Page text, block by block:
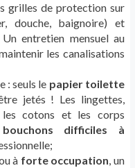
grilles de protection sur
douche, baignoire) et
entretien mensuel au
les canalisations
: seuls le papier toilette
jetés ! Les lingettes,
les cotons et les corps
bouchons difficiles à
à forte occupation, un